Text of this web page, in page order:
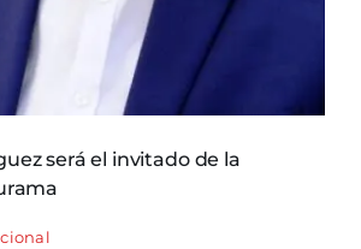
será el invitado de la